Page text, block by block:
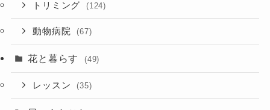
トリミング (124)
動物病院 (67)
花と暮らす (49)
レッスン (35)